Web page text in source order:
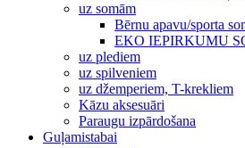
uz somām
Bērnu apavu/sporta
EKO IEPIRKUMU
uz plediem
uz spilveniem
uz džemperiem, T-krekliem
Kāzu aksesuāri
Paraugu izpārdošana
Guļamistabai